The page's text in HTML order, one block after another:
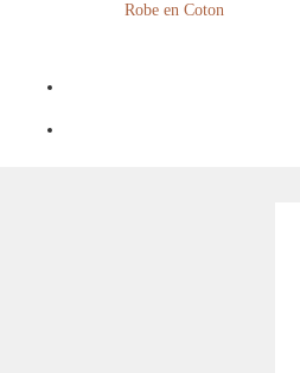
Robe en Coton